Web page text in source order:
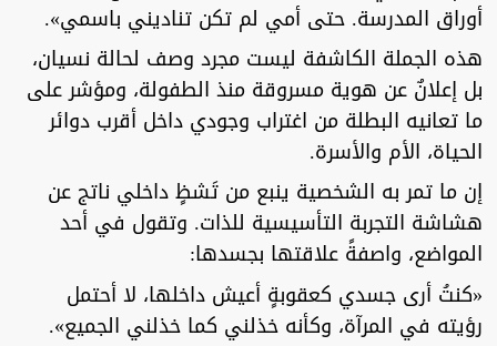
أوراق المدرسة. حتى أمي لم تكن تناديني باسمي».
هذه الجملة الكاشفة ليست مجرد وصف لحالة نسيان،
بل إعلانٌ عن هوية مسروقة منذ الطفولة، ومؤشر على
ما تعانيه البطلة من اغتراب وجودي داخل أقرب دوائر
الحياة، الأم والأسرة.
إن ما تمر به الشخصية ينبع من تَشظٍ داخلي ناتج عن
هشاشة التجربة التأسيسية للذات. وتقول في أحد
المواضع، واصفةً علاقتها بجسدها:
«كنتُ أرى جسدي كعقوبةٍ أعيش داخلها، لا أحتمل
رؤيته في المرآة، وكأنه خذلني كما خذلني الجميع».